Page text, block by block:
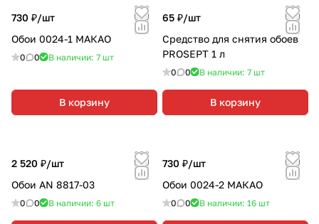
730 ₽/шт
Обои 0024-1 МАКАО
0 0 В наличии: 7 шт
В корзину
65 ₽/шт
Средство для снятия обоев
PROSEPT 1 л
0 0 В наличии: 7 шт
В корзину
2 520 ₽/шт
Обои AN 8817-03
0 0 В наличии: 6 шт
730 ₽/шт
Обои 0024-2 МАКАО
0 0 В наличии: 16 шт